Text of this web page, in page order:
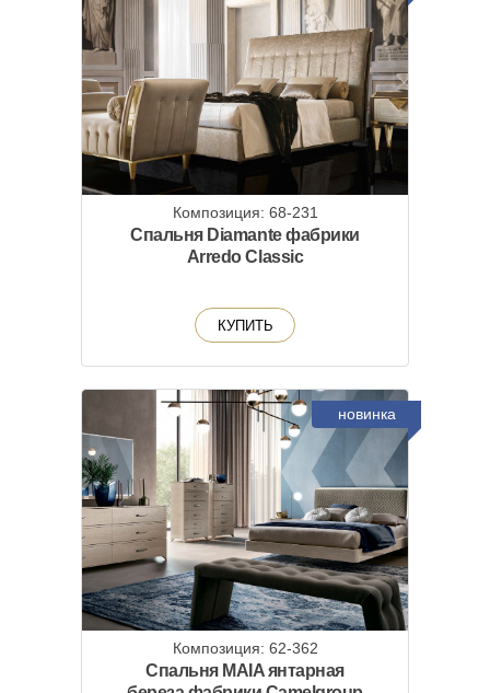
Композиция: 68-231
Спальня Diamante фабрики
Arredo Classic
КУПИТЬ
новинка
Композиция: 62-362
Спальня MAIA янтарная